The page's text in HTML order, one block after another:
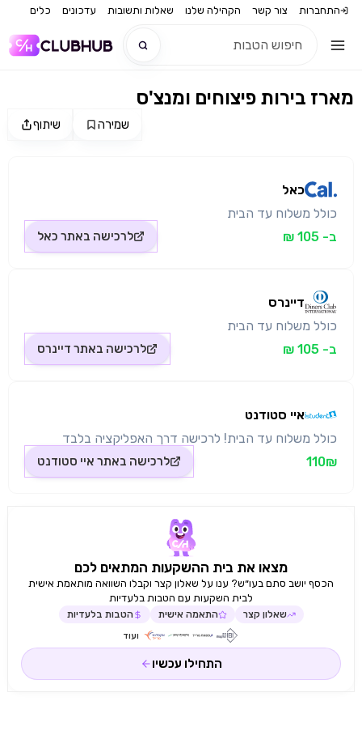
התחברות צור קשר הקהילה שלנו שאלות ותשובות עדכונים כלים
שיתוף שמירה
מארז בירות פיצוחים ומנצ'ס
כאל
כולל משלוח עד הבית
ב- 105 ₪
לרכישה באתר כאל
דיינרס
כולל משלוח עד הבית
ב- 105 ₪
לרכישה באתר דיינרס
איי סטודנט
כולל משלוח עד הבית! לרכישה דרך האפליקציה בלבד
110₪
לרכישה באתר איי סטודנט
מצאו את בית ההשקעות המתאים לכם
הכסף יושב סתם בעו״ש? ענו על שאלון קצר וקבלו השוואה מותאמת אישית
לבית השקעות עם הטבות בלעדיות
שאלון קצר התאמה אישית הטבות בלעדיות
ועוד
התחילו עכשיו